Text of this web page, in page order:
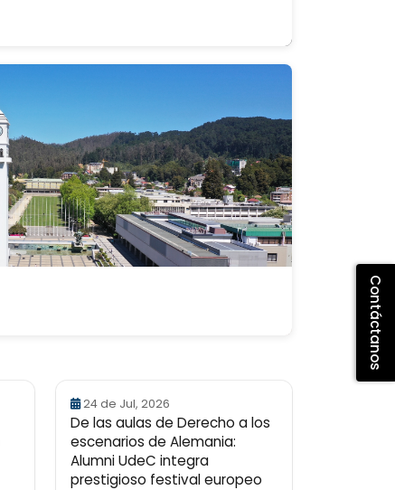
24 de Jul, 2026
De las aulas de Derecho a los
escenarios de Alemania:
Alumni UdeC integra
prestigioso festival europeo
Contáctanos